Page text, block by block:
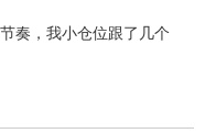
奏，我小仓位跟了几个